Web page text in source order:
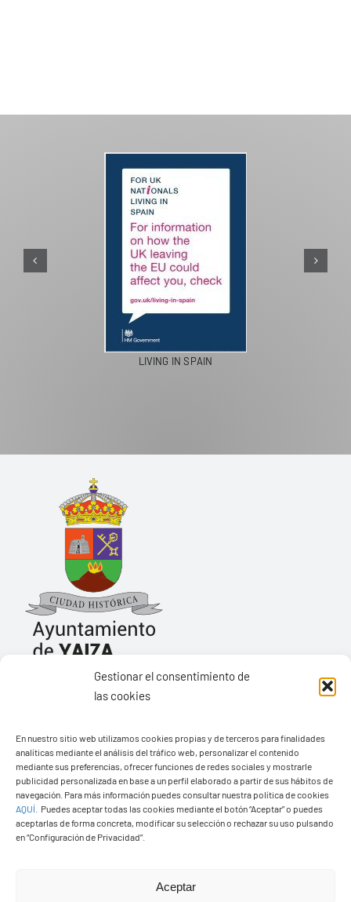
Gestionar el consentimiento de
las cookies
En nuestro sitio web utilizamos cookies propias y de terceros para finalidades
analíticas mediante el análisis del tráfico web, personalizar el contenido
mediante sus preferencias, ofrecer funciones de redes sociales y mostrarle
publicidad personalizada en base a un perfil elaborado a partir de sus hábitos de
navegación. Para más información puedes consultar nuestra política de cookies
AQUÍ
Puedes aceptar todas las cookies mediante el botón “Aceptar” o puedes
aceptarlas de forma concreta, modificar su selección o rechazar su uso pulsando
en “Configuración de Privacidad”.
Aceptar
PASEOS EN CAMELLO
35570 – Yaiza
Tel:928 83 62 20
Toggle
Navigation